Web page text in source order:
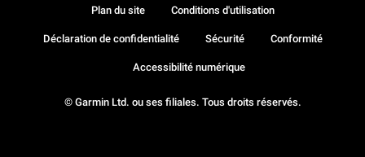
© Garmin Ltd. ou ses filiales. Tous droits réservés.
Plan du site Conditions d'utilisation
Déclaration de confidentialité Sécurité Conformité
Accessibilité numérique